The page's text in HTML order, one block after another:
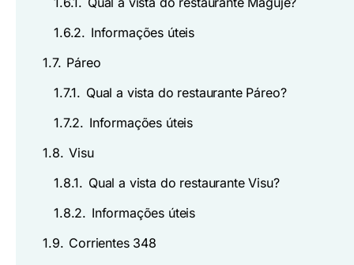
1.6.2. Informações úteis
1.7. Páreo
1.7.1. Qual a vista do restaurante Páreo?
1.7.2. Informações úteis
1.8. Visu
1.8.1. Qual a vista do restaurante Visu?
1.8.2. Informações úteis
1.9. Corrientes 348